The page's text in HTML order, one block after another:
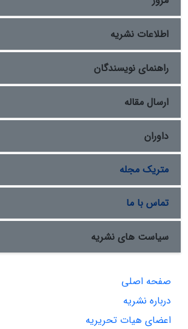
خرد و عمر طولانی و شادی و
بخشیدنبهکوروش وجانشینانشدر
مردوک دست یافته است.
اطلاعات نشریه
راهنمای نویسندگان
ارسال مقاله
داوران
متریک مجله
تماس با ما
سیاست های نشریه
صفحه اصلی
درباره نشریه
اعضای هیات تحریریه